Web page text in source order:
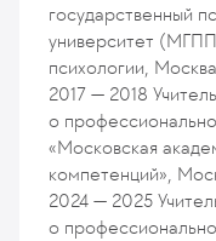
государственный
университет
психологии, Москва
2017 — 2018
о
«Московская
компетенций»,
2024 — 2025
о